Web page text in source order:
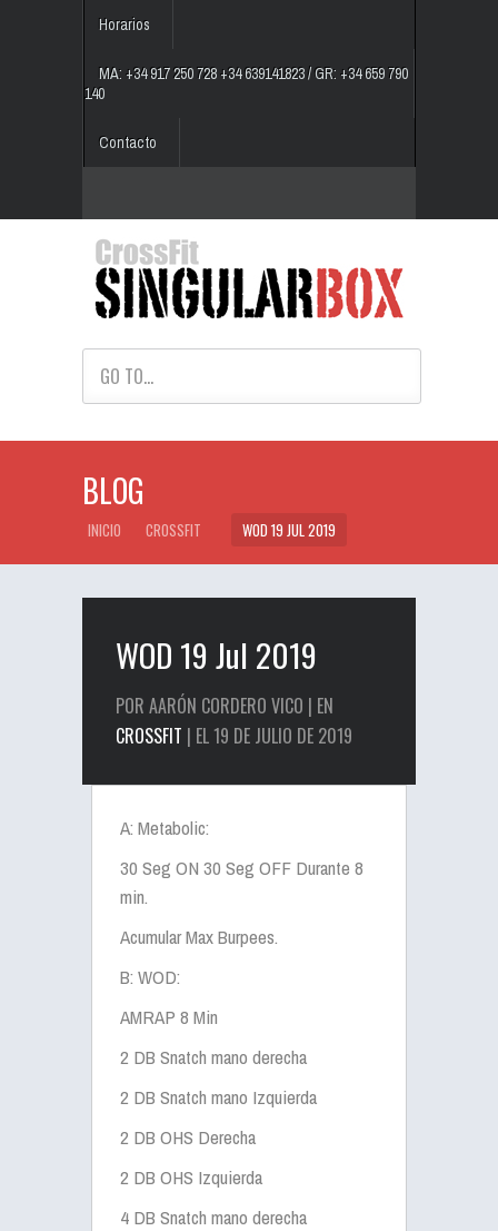
Horarios
MA: +34 917 250 728 +34 639141823 / GR: +34 659 790
140
Contacto
GO TO...
BLOG
INICIO CROSSFIT WOD 19 JUL 2019
WOD 19 Jul 2019
POR AARÓN CORDERO VICO | EN
CROSSFIT | EL 19 DE JULIO DE 2019
A: Metabolic:
30 Seg ON 30 Seg OFF Durante 8
min.
Acumular Max Burpees.
B: WOD:
AMRAP 8 Min
2 DB Snatch mano derecha
2 DB Snatch mano Izquierda
2 DB OHS Derecha
2 DB OHS Izquierda
4 DB Snatch mano derecha